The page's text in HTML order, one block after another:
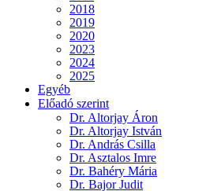
2018
2019
2020
2023
2024
2025
Egyéb
Előadó szerint
Dr. Altorjay Áron
Dr. Altorjay István
Dr. András Csilla
Dr. Asztalos Imre
Dr. Bahéry Mária
Dr. Bajor Judit